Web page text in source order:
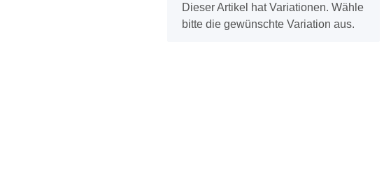
xDieser Artikel hat Variationen. Wähle
bitte die gewünschte Variation aus.